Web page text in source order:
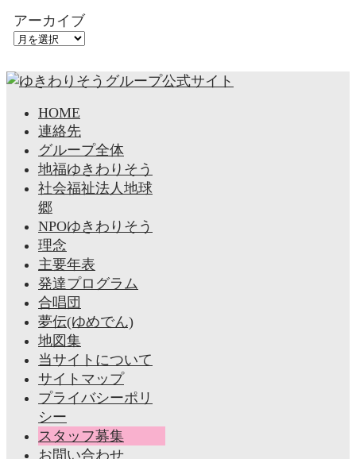
アーカイブ
HOME
連絡先
グループ全体
地福ゆきわりそう
社会福祉法人地球
郷
NPOゆきわりそう
理念
主要年表
発達プログラム
合唱団
夢伝(ゆめでん)
地図集
当サイトについて
サイトマップ
プライバシーポリ
シー
スタッフ募集
お問い合わせ